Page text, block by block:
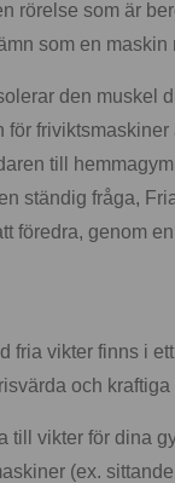
rörelse som är
som en
den muskel
till
ständig fråga,
föredra, genom
fria vikter finns i
och
till vikter för dina
(ex.